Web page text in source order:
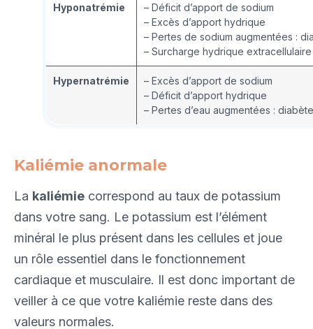
Hyponatrémie
– Déficit d’apport de sodium
– Excès d’apport hydrique
– Pertes de sodium augmentées :
– Surcharge hydrique
Hypernatrémie
– Excès d’apport de sodium
– Déficit d’apport hydrique
– Pertes d’eau augmentées :
Kaliémie anormale
La kaliémie correspond au taux de potassium
dans votre sang. Le potassium est l’élément
minéral le plus présent dans les cellules et joue
un rôle essentiel dans le fonctionnement
cardiaque et musculaire. Il est donc important de
veiller à ce que votre kaliémie reste dans des
valeurs normales.